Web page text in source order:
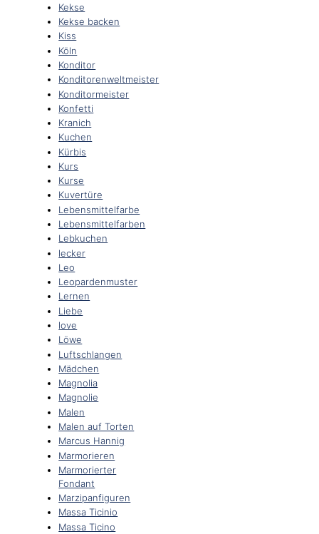
Kekse
Kekse backen
Kiss
Köln
Konditor
Konditorenweltmeister
Konditormeister
Konfetti
Kranich
Kuchen
Kürbis
Kurs
Kurse
Kuvertüre
Lebensmittelfarbe
Lebensmittelfarben
Lebkuchen
lecker
Leo
Leopardenmuster
Lernen
Liebe
love
Löwe
Luftschlangen
Mädchen
Magnolia
Magnolie
Malen
Malen auf Torten
Marcus Hannig
Marmorieren
Marmorierter
Fondant
Marzipanfiguren
Massa Ticinio
Massa Ticino